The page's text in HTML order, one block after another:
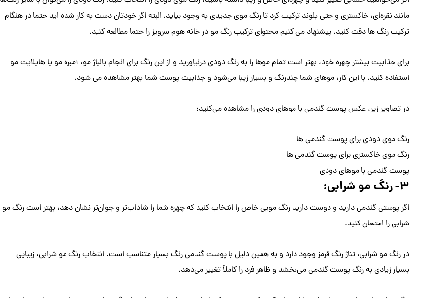
مانند نقره‌ای، خاکستری و حتی بلوند ترکیب کرد تا رنگ موی جدیدی به وجود بیاید. البته اگر خودتان دست به کار شده اید حتما در هنگام
ترکیب رنگ ها دقت کنید. پیشنهاد می کنیم محتوای ترکیب رنگ مو در خانه هوم سرویز را حتما مطالعه کنید.
برای جذابیت بیشتر چهره خود، بهتر است تمام موها را به رنگ دودی درنیاورید و از این رنگ برای انجام بالیاژ مو، آمبره مو یا هایلایت مو
استفاده کنید. با این کار، موهای شما چندرنگ و بسیار زیبا می‌شود و جذابیت پوست شما بهتر مشاهده می شود.
در تصاویر زیر، عکس پوست گندمی با موهای دودی را مشاهده می‌کنید:
رنگ موی دودی برای پوست گندمی ها
رنگ موی خاکستری برای پوست گندمی ها
پوست گندمی با موهای دودی
۳- رنگ مو شرابی:
اگر پوستی گندمی دارید و دوست دارید رنگ مویی خاص را انتخاب کنید که چهره شما را شاداب‌تر و جوان‌تر نشان دهد، بهتر است رنگ مو
شرابی را امتحان کنید.
در رنگ مو شرابی، تناژ رنگ قرمز وجود دارد و به همین دلیل با پوست گندمی رنگ بسیار متناسب است. انتخاب رنگ مو شرابی، زیبایی
بسیار زیادی به رنگ پوست گندمی می‌بخشد و ظاهر فرد را کاملاً تغییر می‌دهد.